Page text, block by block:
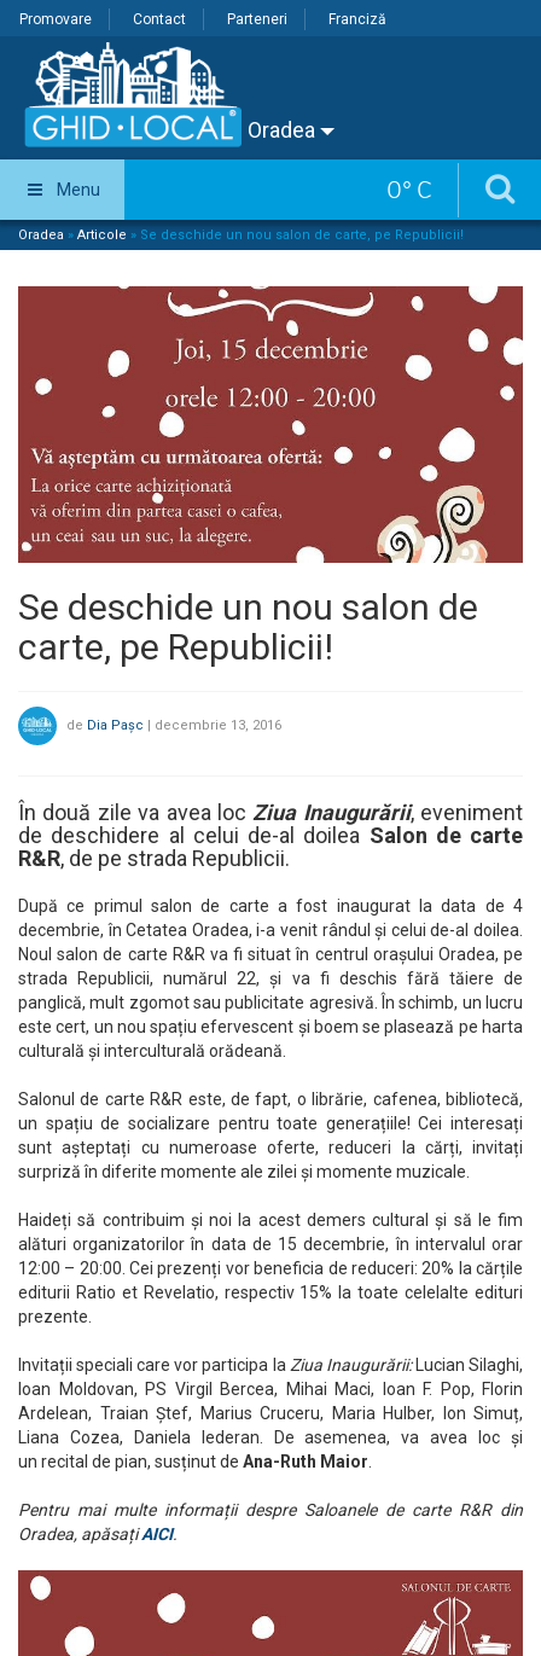
Promovare Contact Parteneri Franciză
Oradea
0° C
Menu
Oradea » Articole » Se deschide un nou salon de carte, pe Republicii!
Se deschide un nou salon de
carte, pe Republicii!
de Dia Pașc | decembrie 13, 2016
În două zile va avea loc Ziua Inaugurării, eveniment
de deschidere al celui de-al doilea Salon de carte
R&R, de pe strada Republicii.
După ce primul salon de carte a fost inaugurat la data de 4
decembrie, în Cetatea Oradea, i-a venit rândul și celui de-al doilea.
Noul salon de carte R&R va fi situat în centrul orașului Oradea, pe
strada Republicii, numărul 22, și va fi deschis fără tăiere de
panglică, mult zgomot sau publicitate agresivă. În schimb, un lucru
este cert, un nou spațiu efervescent și boem se plasează pe harta
culturală și interculturală orădeană.
Salonul de carte R&R este, de fapt, o librărie, cafenea, bibliotecă,
un spațiu de socializare pentru toate generațiile! Cei interesați
sunt așteptați cu numeroase oferte, reduceri la cărți, invitați
surpriză în diferite momente ale zilei și momente muzicale.
Haideți să contribuim și noi la acest demers cultural și să le fim
alături organizatorilor în data de 15 decembrie, în intervalul orar
12:00 – 20:00. Cei prezenți vor beneficia de reduceri: 20% la cărțile
editurii Ratio et Revelatio, respectiv 15% la toate celelalte edituri
prezente.
Invitații speciali care vor participa la Ziua Inaugurării:Lucian Silaghi,
Ioan Moldovan, PS Virgil Bercea, Mihai Maci, Ioan F. Pop, Florin
Ardelean, Traian Ștef, Marius Cruceru, Maria Hulber, Ion Simuț,
Liana Cozea, Daniela Iederan. De asemenea, va avea loc și
un recital de pian, susținut de Ana-Ruth Maior
Pentru mai multe informații despre Saloanele de carte R&R din
Oradea, apăsațiAICI.